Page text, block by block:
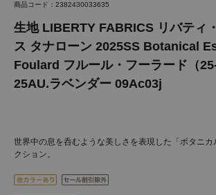
商品コード：2382430033635
生地 LIBERTY FABRICS リバティ
ス タナローン 2025SS Botanical
Foulard フルール・フーラード（
25AU.ラベンダー 09Ac03j
世界中の息を呑むような美しさを表現した「ボタニ
クション。